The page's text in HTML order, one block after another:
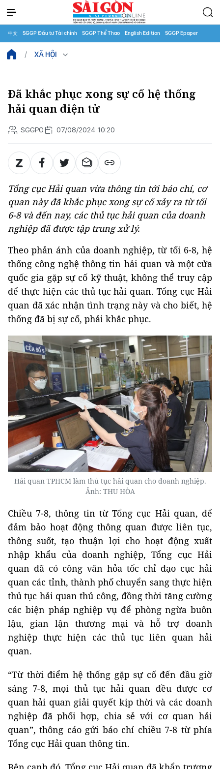
中文 SGGP Đầu tư Tài chính SGGP Thể Thao English Edition SGGP Epaper
XÃ HỘI
Đã khắc phục xong sự cố hệ thống
hải quan điện tử
SGGPO 07/08/2024 10:20
Tổng cục Hải quan vừa thông tin tới báo chí, cơ
quan này đã khắc phục xong sự cố xảy ra từ tối
6-8 và đến nay, các thủ tục hải quan của doanh
nghiệp đã được tập trung xử lý.
Theo phản ánh của doanh nghiệp, từ tối 6-8, hệ
thống công nghệ thông tin hải quan và một cửa
quốc gia gặp sự cố kỹ thuật, không thể truy cập
để thực hiện các thủ tục hải quan. Tổng cục Hải
quan đã xác nhận tình trạng này và cho biết, hệ
thống đã bị sự cố, phải khắc phục.
Hải quan TPHCM làm thủ tục hải quan cho doanh nghiệp.
Ảnh: THU HÒA
Chiều 7-8, thông tin từ Tổng cục Hải quan, để
đảm bảo hoạt động thông quan được liên tục,
thông suốt, tạo thuận lợi cho hoạt động xuất
nhập khẩu của doanh nghiệp, Tổng cục Hải
quan đã có công văn hỏa tốc chỉ đạo cục hải
quan các tỉnh, thành phố chuyển sang thực hiện
thủ tục hải quan thủ công, đồng thời tăng cường
các biện pháp nghiệp vụ để phòng ngừa buôn
lậu, gian lận thương mại và hỗ trợ doanh
nghiệp thực hiện các thủ tục liên quan hải
quan.
“Từ thời điểm hệ thống gặp sự cố đến đầu giờ
sáng 7-8, mọi thủ tục hải quan đều được cơ
quan hải quan giải quyết kịp thời và các doanh
nghiệp đã phối hợp, chia sẻ với cơ quan hải
quan”, thông cáo gửi báo chí chiều 7-8 từ phía
Tổng cục Hải quan thông tin.